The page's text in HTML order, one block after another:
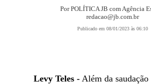
Por POLÍTICA JB com Agência
redacao@jb.com.br
Publicado em 08/01/2023 às 06:10
Levy Teles - Além da